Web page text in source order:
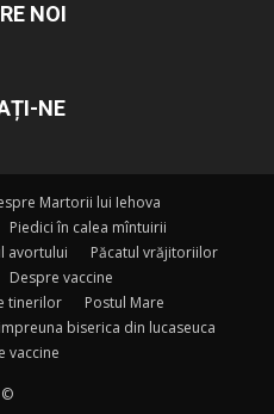
NOI
NE
Martorii lui Iehova
Piedici în calea mîntuirii
avortului
Păcatul vrăjitoriilor
Despre vaccine
tinerilor
Postul Mare
biserica din lucaseuca
vaccine
©